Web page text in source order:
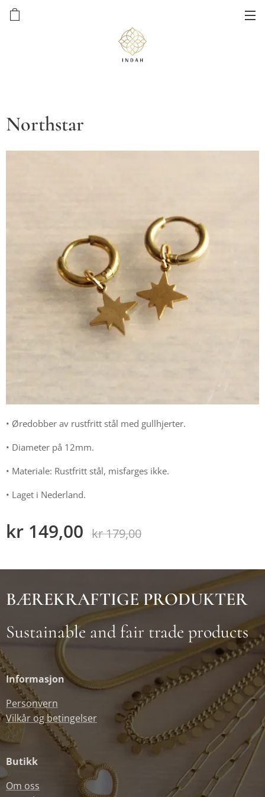
Northstar
• Øredobber av rustfritt stål med gullhjerter.
• Diameter på 12mm.
• Materiale: Rustfritt stål, misfarges ikke.
• Laget i Nederland.
kr 149,00 kr179,00
BÆREKRAFTIGE PRODUKTER
Sustainable and fair trade products
Informasjon
Personvern
Vilkår og betingelser
Butikk
Om oss